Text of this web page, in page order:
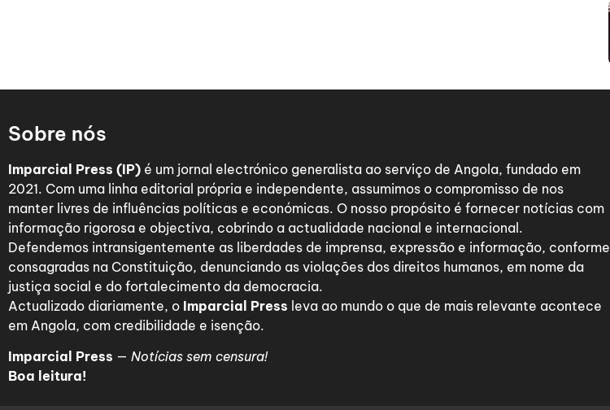
Sobre nós
Imparcial Press (IP) é um jornal electrónico generalista ao serviço de Angola, fundado em
2021. Com uma linha editorial própria e independente, assumimos o compromisso de nos
manter livres de influências políticas e económicas. O nosso propósito é fornecer notícias com
informação rigorosa e objectiva, cobrindo a actualidade nacional e internacional.
Defendemos intransigentemente as liberdades de imprensa, expressão e informação, conforme
consagradas na Constituição, denunciando as violações dos direitos humanos, em nome da
justiça social e do fortalecimento da democracia.
Actualizado diariamente, o Imparcial Press leva ao mundo o que de mais relevante acontece
em Angola, com credibilidade e isenção.
Imparcial Press — Notícias sem censura!
Boa leitura!